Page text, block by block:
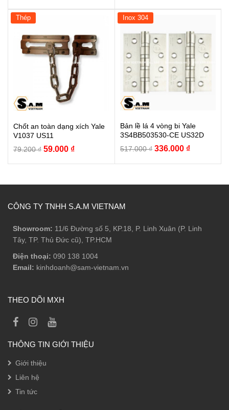
204.000 ₫.
479.000 ₫.
Thép
Chốt an toàn dạng xích Yale
V1037 US11
79.200₫ Giá
59.000 ₫Giá
Inox 304
Bản lề lá 4 vòng bi Yale
3S4BB503530-CE US32D
517.000₫ Giá
336.000 ₫Giá
CÔNG TY TNHH S.A.M VIETNAM
Showroom: 11/6 Đường số 5, KP.18, P. Linh Xuân (P. Linh
Tây, TP. Thủ Đức cũ), TP.HCM
Điện thoại: 090 138 1004
Email: kinhdoanh@sam-vietnam.vn
THEO DÕI MXH
THÔNG TIN GIỚI THIỆU
Giới thiệu
Liên hệ
Tin tức